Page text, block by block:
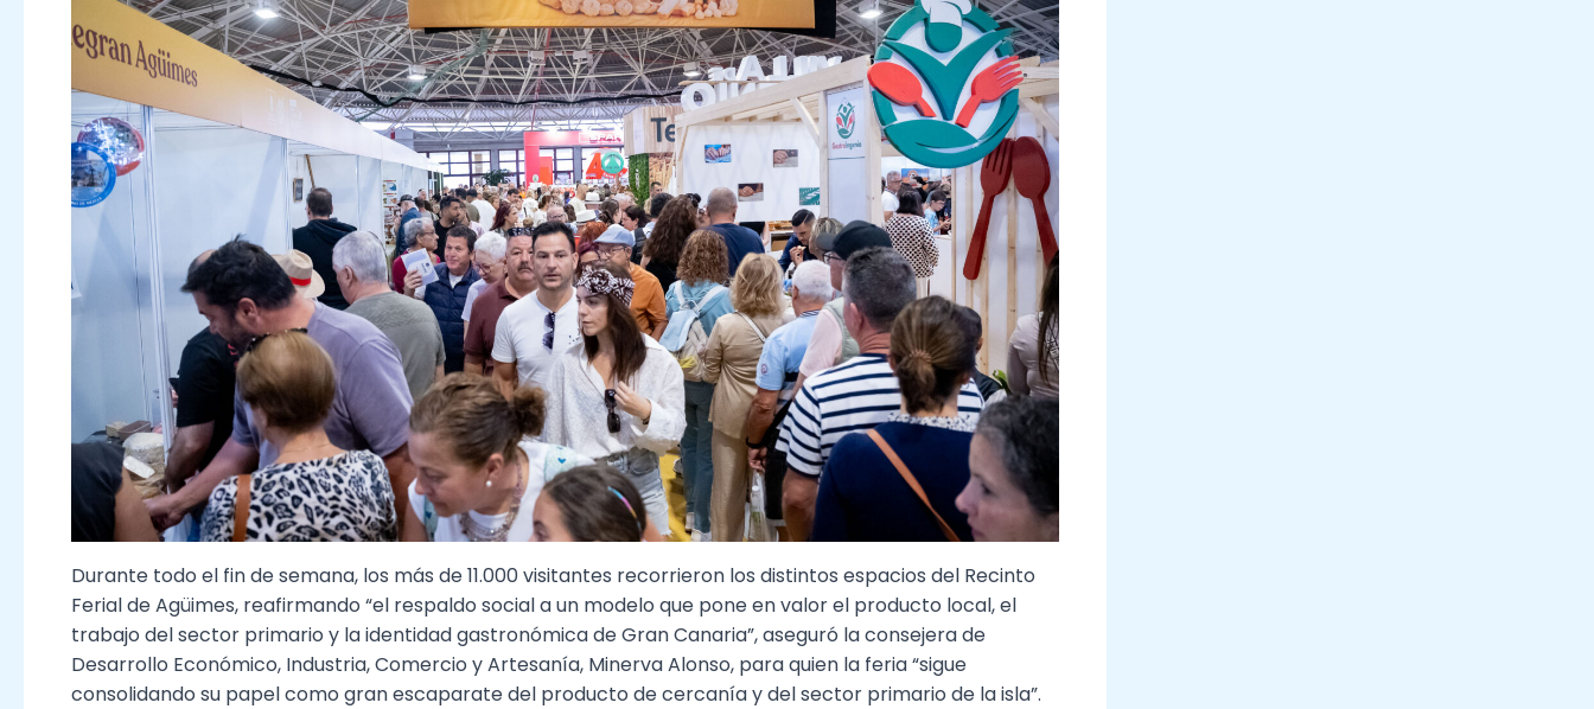
Durante todo el fin de semana, los más de 11.000 visitantes recorrieron los distintos espacios del Recinto
Ferial de Agüimes, reafirmando “el respaldo social a un modelo que pone en valor el producto local, el
trabajo del sector primario y la identidad gastronómica de Gran Canaria”, aseguró la consejera de
Desarrollo Económico, Industria, Comercio y Artesanía, Minerva Alonso, para quien la feria “sigue
consolidando su papel como gran escaparate del producto de cercanía y del sector primario de la isla”.